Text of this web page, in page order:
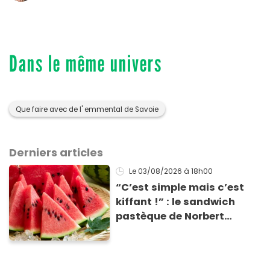
Dans le même univers
Que faire avec de l' emmental de Savoie
Derniers articles
Le 03/08/2026 à 18h00
“C’est simple mais c’est
kiffant !” : le sandwich
pastèque de Norbert